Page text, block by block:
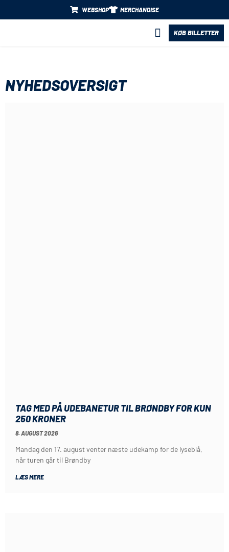
WEBSHOP MERCHANDISE
KØB BILLETTER
NYHEDSOVERSIGT
TAG MED PÅ UDEBANETUR TIL BRØNDBY FOR KUN
250 KRONER
8. AUGUST 2026
Mandag den 17. august venter næste udekamp for de lyseblå,
når turen går til Brøndby
LÆS MERE